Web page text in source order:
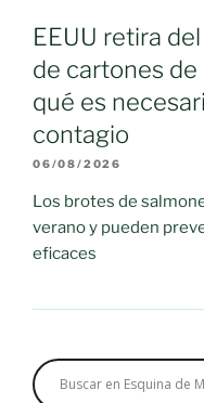
EEUU retira
de cartones
qué es
contagio
06/08/2026
Los brotes de
verano y pueden
eficaces